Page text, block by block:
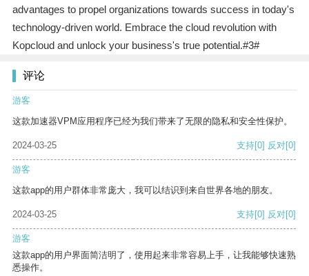
advantages to propel organizations towards success in today's
technology-driven world. Embrace the cloud revolution with
Kopcloud and unlock your business's true potential.#3#
评论
游客
这款加速器VPM应用程序已经为我们带来了无限的隐私和安全性保护。
2024-03-25 支持[0] 反对[0]
游客
这款app的用户群体非常庞大，我可以结识到来自世界各地的朋友。
2024-03-25 支持[0] 反对[0]
游客
这款app的用户界面简洁明了，使用起来非常容易上手，让我能够快速熟
悉操作。